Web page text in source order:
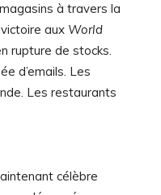
à travers la
aux World
rupture de stocks.
d’emails. Les
Les restaurants
célèbre